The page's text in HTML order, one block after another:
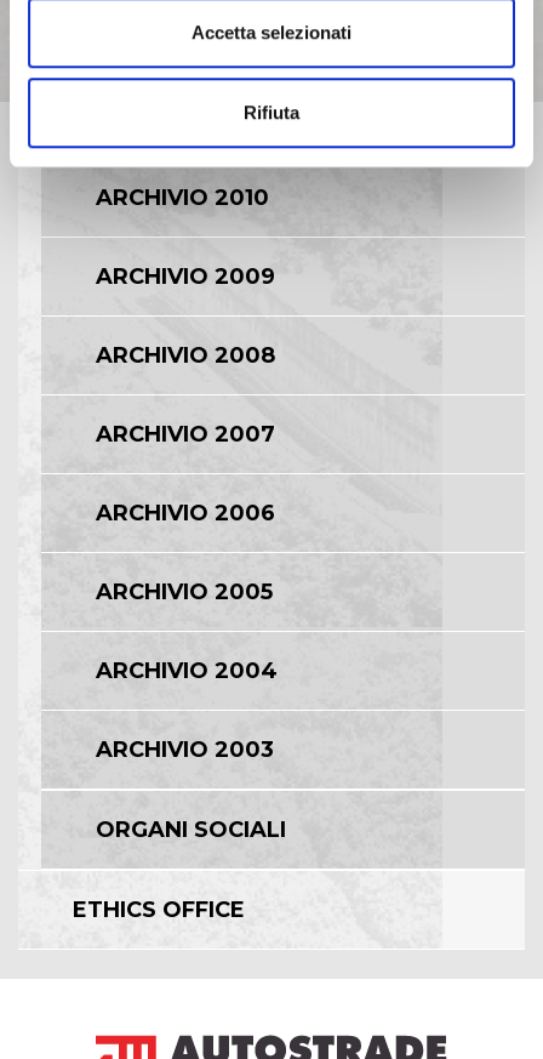
Accetta selezionati
Rifiuta
ARCHIVIO 2012
ARCHIVIO 2011
ARCHIVIO 2010
ARCHIVIO 2009
ARCHIVIO 2008
ARCHIVIO 2007
ARCHIVIO 2006
ARCHIVIO 2005
ARCHIVIO 2004
ARCHIVIO 2003
ORGANI SOCIALI
ETHICS OFFICE